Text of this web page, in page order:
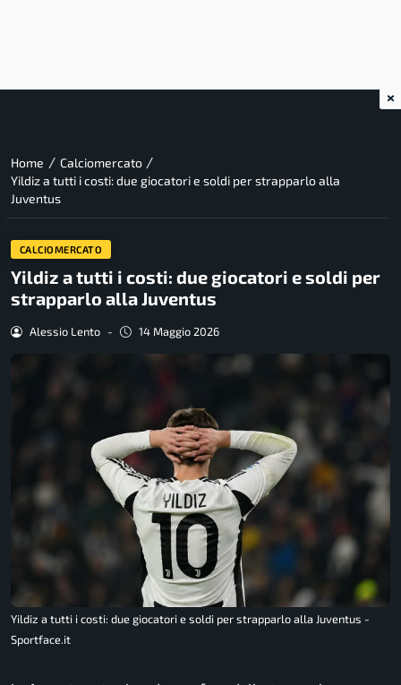
Home / Calciomercato /
Yildiz a tutti i costi: due giocatori e soldi per strapparlo alla
Juventus
CALCIOMERCATO
Yildiz a tutti i costi: due giocatori e soldi per
strapparlo alla Juventus
Alessio Lento - 14 Maggio 2026
Yildiz a tutti i costi: due giocatori e soldi per strapparlo alla Juventus -
Sportface.it
×